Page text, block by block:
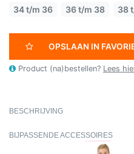
34 t/m 36 36 t/m 38 38
OPSLAAN IN
Product (na)bestellen? Lees
BESCHRIJVING
BIJPASSENDE ACCESSOIRES